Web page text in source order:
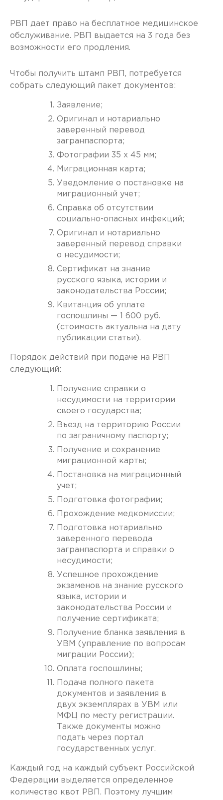
РВП дает право на бесплатное медицинское
обслуживание. РВП выдается на 3 года без
возможности его продления.
Чтобы получить штамп РВП, потребуется
собрать следующий пакет документов:
Заявление;
Оригинал и нотариально
заверенный перевод
загранпаспорта;
Фотографии 35 x 45 мм;
Миграционная карта;
Уведомление о постановке на
миграционный учет;
Справка об отсутствии
социально-опасных инфекций;
Оригинал и нотариально
заверенный перевод справки
о несудимости;
Сертификат на знание
русского языка, истории и
законодательства России;
Квитанция об уплате
госпошлины — 1 600 руб.
(стоимость актуальна на дату
публикации статьи).
Порядок действий при подаче на РВП
следующий:
Получение справки о
несудимости на территории
своего государства;
Въезд на территорию России
по заграничному паспорту;
Получение и сохранение
миграционной карты;
Постановка на миграционный
учет;
Подготовка фотографии;
Прохождение медкомиссии;
Подготовка нотариально
заверенного перевода
загранпаспорта и справки о
несудимости;
Успешное прохождение
экзаменов на знание русского
языка, истории и
законодательства России и
получение сертификата;
Получение бланка заявления в
УВМ (управление по вопросам
миграции России);
Оплата госпошлины;
Подача полного пакета
документов и заявления в
двух экземплярах в УВМ или
МФЦ по месту регистрации.
Также документы можно
подать через портал
государственных услуг.
Каждый год на каждый субъект Российской
Федерации выделяется определенное
количество квот РВП. Поэтому лучшим